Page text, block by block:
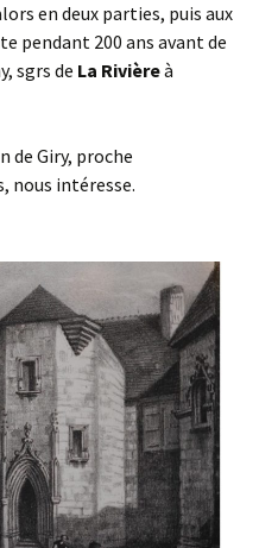
en deux parties, puis aux
pendant 200 ans avant de
sgrs de La Rivièreà
de Giry, proche
nous intéresse.